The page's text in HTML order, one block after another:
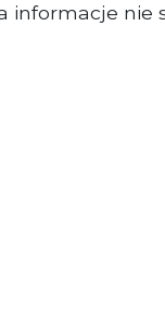
informacje nie